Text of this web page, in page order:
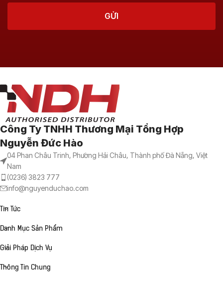
Công Ty TNHH Thương Mại Tổng Hợp
Nguyễn Đức Hào
04 Phan Châu Trinh, Phường Hải Châu, Thành phố Đà Nẵng, Việt
Nam
(0236) 3823 777
info@nguyenduchao.com
Tin Tức
Danh Mục Sản Phẩm
Giải Pháp Dịch Vụ
Thông Tin Chung